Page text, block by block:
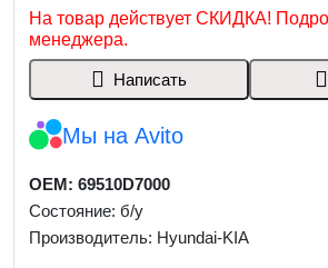
На товар действует СКИДКА!
менеджера.
Написать
Мы на Avito
OEM: 69510D7000
Состояние: б/у
Производитель: Hyundai-KIA